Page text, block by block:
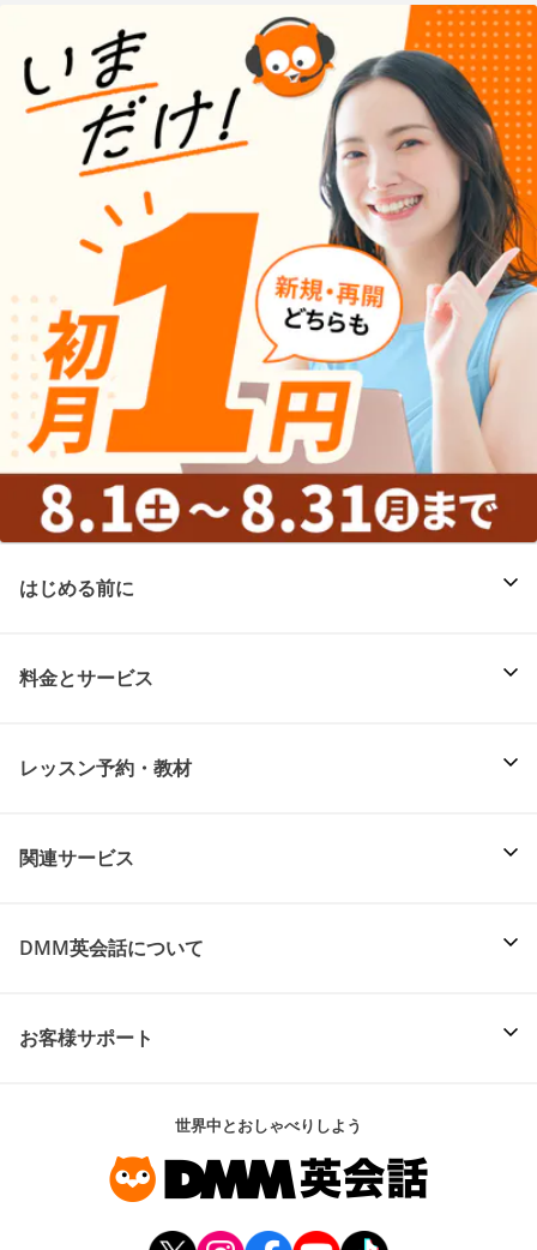
はじめる前に
料金とサービス
レッスン予約・教材
関連サービス
DMM英会話について
お客様サポート
世界中とおしゃべりしよう